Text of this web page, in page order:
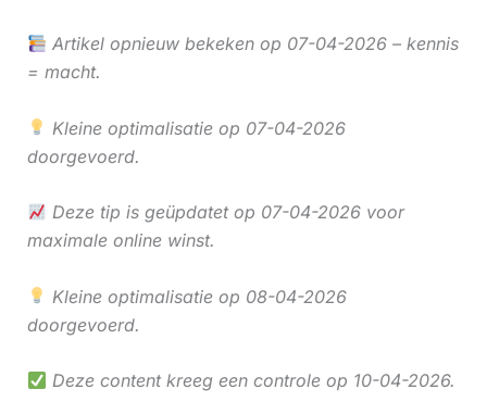
Artikel opnieuw bekeken op 07-04-2026 – kennis
= macht.
Kleine optimalisatie op 07-04-2026
doorgevoerd.
Deze tip is geüpdatet op 07-04-2026 voor
maximale online winst.
Kleine optimalisatie op 08-04-2026
doorgevoerd.
Deze content kreeg een controle op 10-04-2026.